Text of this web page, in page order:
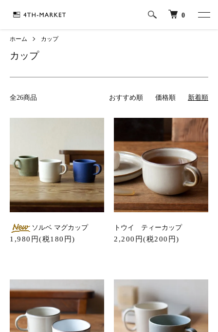
0
ホーム カップ
カップ
全26商品 おすすめ順 価格順 新着順
ソルベ マグカップ
1,980円(税180円)
トウイ ティーカップ
2,200円(税200円)